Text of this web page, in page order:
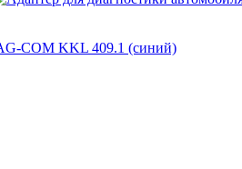
COM KKL 409.1 (синий)